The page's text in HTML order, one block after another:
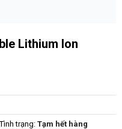
Lithium Ion
trạng:Tạm hết hàng